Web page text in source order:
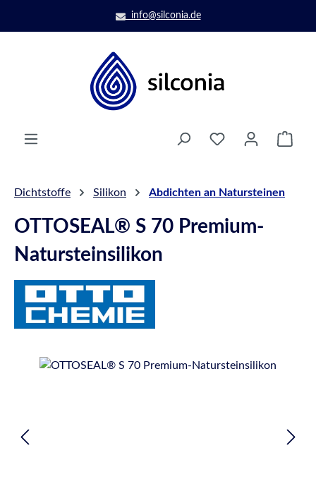
Zum Hauptinhalt springeninfo@silconia.de
Dichtstoffe Silikon Abdichten an Natursteinen
OTTOSEAL® S 70 Premium-
Natursteinsilikon
Bildergalerie überspringen